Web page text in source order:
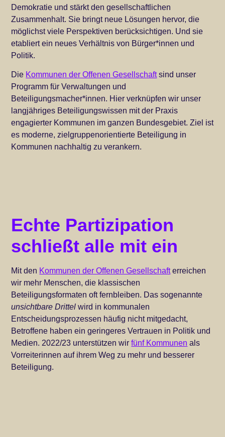
Demokratie und stärkt den gesellschaftlichen
Zusammenhalt. Sie bringt neue Lösungen hervor, die
möglichst viele Perspektiven berücksichtigen. Und sie
etabliert ein neues Verhältnis von Bürger*innen und
Politik.
Die Kommunen der Offenen Gesellschaftsind unser
Programm für Verwaltungen und
Beteiligungsmacher*innen. Hier verknüpfen wir unser
langjähriges Beteiligungswissen mit der Praxis
engagierter Kommunen im ganzen Bundesgebiet. Ziel ist
es moderne, zielgruppenorientierte Beteiligung in
Kommunen nachhaltig zu verankern.
Echte Partizipation
schließt alle mit ein
Mit den Kommunen der Offenen Gesellschafterreichen
wir mehr Menschen, die klassischen
Beteiligungsformaten oft fernbleiben. Das sogenannte
unsichtbare Drittel wird in kommunalen
Entscheidungsprozessen häufig nicht mitgedacht,
Betroffene haben ein geringeres Vertrauen in Politik und
Medien. 2022/23 unterstützen wirfünf Kommunen als
Vorreiterinnen auf ihrem Weg zu mehr und besserer
Beteiligung.